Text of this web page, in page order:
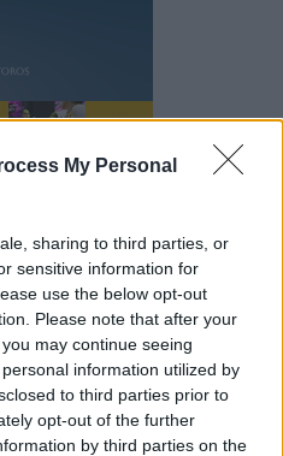
My Personal
sharing to third parties, or
sensitive information for
use the below opt-out
Please note that after your
may continue seeing
information utilized by
to third parties prior to
opt-out of the further
by third parties on the